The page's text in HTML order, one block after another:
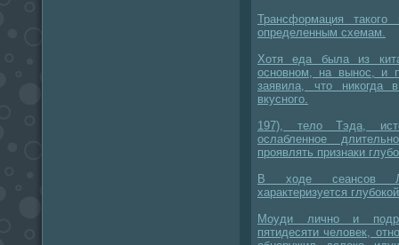
Трансформация такого
определенным схемам.
Хотя еда была из
основном, на вынос, и
заявила, что никогда
вкусного.
197), тело Тэда,
ослабленное
проявлять признаки
В ходе сеансов
характеризуется
Моуди лично и
пятидесяти человек,